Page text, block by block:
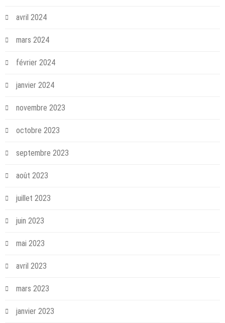
avril 2024
mars 2024
février 2024
janvier 2024
novembre 2023
octobre 2023
septembre 2023
août 2023
juillet 2023
juin 2023
mai 2023
avril 2023
mars 2023
janvier 2023